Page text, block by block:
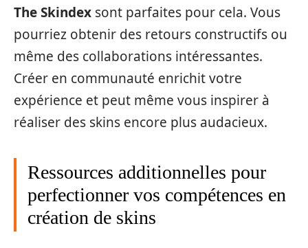
The Skindex sont parfaites pour cela. Vous
pourriez obtenir des retours constructifs ou
même des collaborations intéressantes.
Créer en communauté enrichit votre
expérience et peut même vous inspirer à
réaliser des skins encore plus audacieux.
Ressources additionnelles pour
perfectionner vos compétences en
création de skins